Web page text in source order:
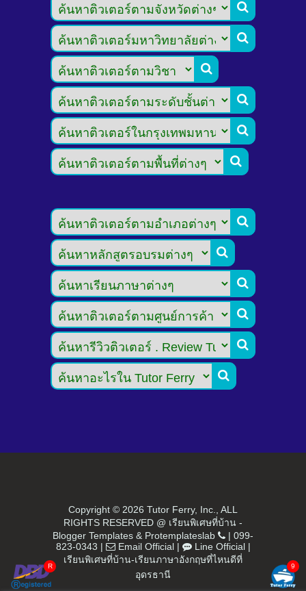












Copyright © 2026 Tutor Ferry, Inc., ALL
RIGHTS RESERVED @ เรียนพิเศษที่บ้าน -
Blogger Templates & Protemplateslab | 099-
823-0343 | Email Official| Line Official|
เรียนพิเศษที่บ้าน-เรียนภาษาอังกฤษที่ไหนดีที่
อุดรธานี